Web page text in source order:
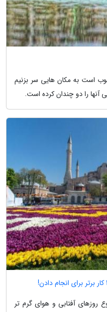
است به مکان هایی سر بزنیم
آنها را دو چندان کرده است.
روزهای آفتابی و هوای گرم تر